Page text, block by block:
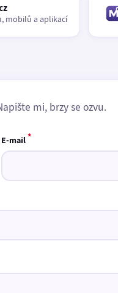
mobilů a aplikací
mi, brzy se ozvu.
E-mail*